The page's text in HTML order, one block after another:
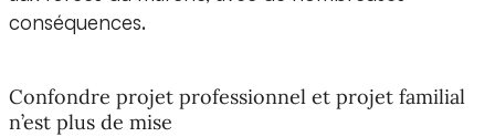
conséquences.
Confondre projet professionnel et projet familial
n’est plus de mise